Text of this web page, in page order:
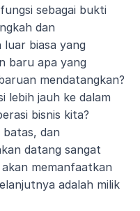
sebagai bukti
dan
luar biasa yang
baru apa yang
mendatangkan?
lebih jauh ke dalam
bisnis kita?
dan
datang sangat
memanfaatkan
adalah milik